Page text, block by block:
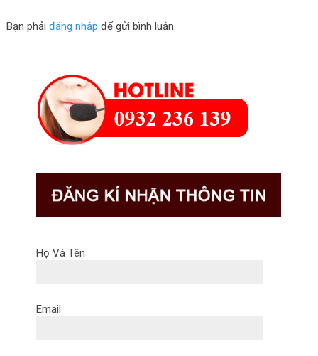
Bạn phải đăng nhập để gửi bình luận.
Họ Và Tên
Email